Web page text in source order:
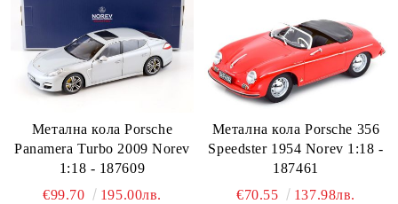
Метална кола Porsche
Panamera Turbo 2009 Norev
1:18 - 187609
€99.70
195.00лв.
Метална кола Porsche 356
Speedster 1954 Norev 1:18 -
187461
€70.55
137.98лв.